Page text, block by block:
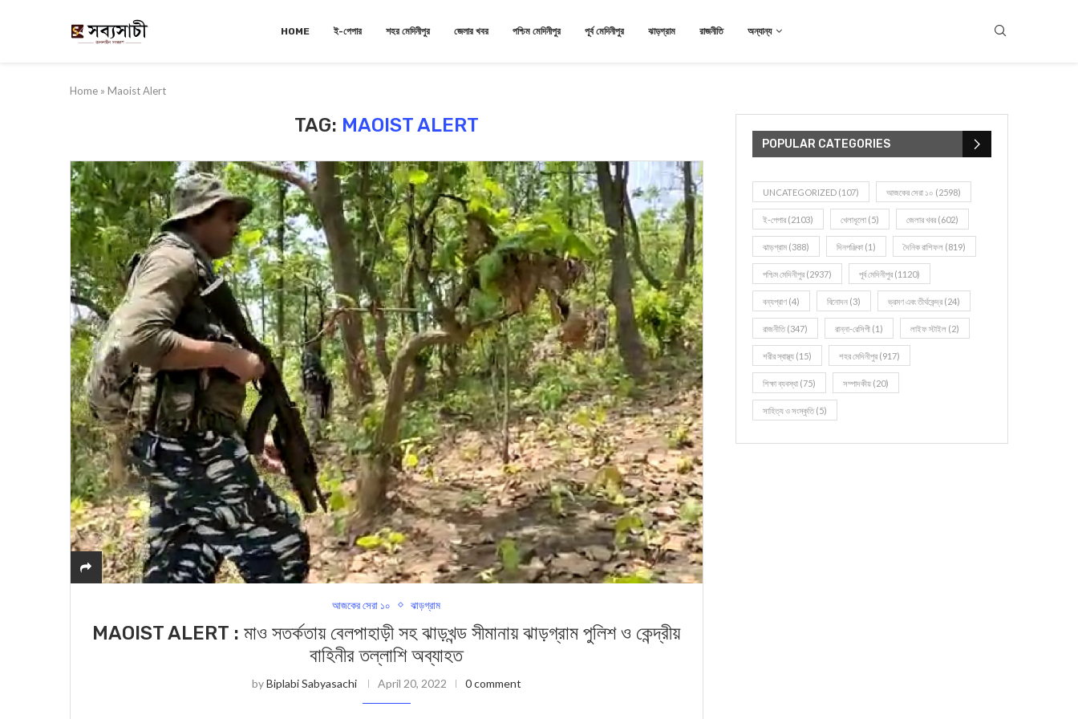
HOME ই-পেপার শহর মেদিনীপুর জেলার খবর পশ্চিম মেদিনীপুর পূর্ব মেদিনীপুর ঝাড়গ্রাম রাজনীতি অন্যান্য
Home » Maoist Alert
TAG: MAOIST ALERT
আজকের সেরা ১০ ঝাড়গ্রাম
MAOIST ALERT : মাও সতর্কতায় বেলপাহাড়ী সহ ঝাড়খন্ড সীম‍ানায় ঝাড়গ্রাম পুলিশ ও কেন্দ্রীয়
বাহিনীর তল্লাশি ‍অব্যাহত
byBiplabi Sabyasachi April 20, 2022 0 comment
POPULAR CATEGORIES
UNCATEGORIZED (107) আজকের সেরা ১০ (2598)
ই-পেপার (2103) খেলাধূলো (5) জেলার খবর (602)
ঝাড়গ্রাম (388) দিনপঞ্জিকা (1) দৈনিক রাশিফল (819)
পশ্চিম মেদিনীপুর (2937) পূর্ব মেদিনীপুর (1120)
বন্যপ্রাণ (4) বিনোদন (3) ভ্রমণ এবং তীর্থকেন্দ্র (24)
রাজনীতি(347) রান্না-রেসিপী (1) লাইফ স্টাইল (2)
শরীর স্বাস্থ্য (15) শহর মেদিনীপুর (917)
শিক্ষা ব্যবস্থা (75) সম্পাদকীয় (20)
সাহিত্য ও সংস্কৃতি(5)